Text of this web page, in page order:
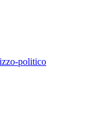
politico